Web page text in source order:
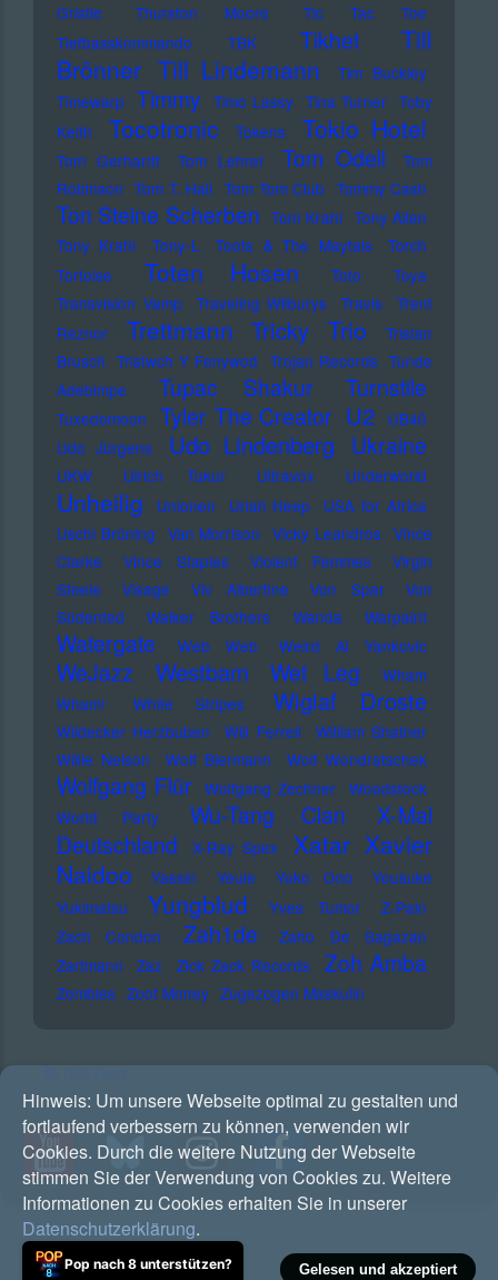
Gristle
Thurston Moore
Tic Tac Toe
Tiefbasskommando TBK
Tikhet
Till
Brönner Till Lindemann
Tim Buckley
Timewarp Timmy Timo Lassy Tina Turner Toby
Keith
Tocotronic Tokens Tokio Hotel
Tom Gerhardt Tom Lehrer Tom Odell
Tom
Robinson Tom T. Hall Tom Tom Club Tommy Cash
Ton Steine Scherben Toni Krahl Tony Allen
Tony Krahl
Tony-L Toots & The Maytals
Torch
Tortoise
Toten Hosen Toto
Toya
Transvision Vamp
Traveling Wilburys Travis
Trent
Reznor
Trettmann Tricky Trio
Tristan
Brusch Tristwch Y Fenywod Trojan Records Tunde
Adebimpe
Tupac Shakur Turnstile
Tuxedomoon Tyler The Creator U2
UB40
Udo Jürgens
Udo Lindenberg Ukraine
UKW Ulrich Tukur Ultravox Underworld
Unheilig Unionen Uriah Heep
USA for Africa
Uschi Brüning Van Morrison Vicky Leandros Vince
Clarke
Vince Staples Violent Femmes
Virgin
Steele
Visage Viv Albertine Von Spar
Von
Südenfed
Walker Brothers Wanda Warpaint
Watergate Web Web Weird Al Yankovic
WeJazz Westbam Wet Leg
Wham
Wham!
White Stripes Wiglaf Droste
Wildecker Herzbuben Will Ferrell
William Shatner
Willie Nelson
Wolf Biermann Wolf Wondratschek
Wolfgang Flür Wolfgang Zechner
Woodstock
World Party
Wu-Tang Clan
X-Mal
Deutschland
X-Ray Spex Xatar Xavier
Naidoo
Yassin Yeule Yoko Ono
Yousuke
Yukimatsu
Yungblud Yves Tumor
Z-Pain
Zach Condon
Zah1de
Zaho De Sagazan
Zartmann
Zaz Zick Zack Records Zoh Amba
Zombies Zoot Money Zugezogen Maskulin
Hinweis: Um unsere Webseite optimal zu gestalten und
fortlaufend verbessern zu können, verwenden wir
Cookies. Durch die weitere Nutzung der Webseite
stimmen Sie der Verwendung von Cookies zu. Weitere
Informationen zu Cookies erhalten Sie in unserer
Datenschutzerklärung.
Gelesen und akzeptiert
Pop nach 8 unterstützen?